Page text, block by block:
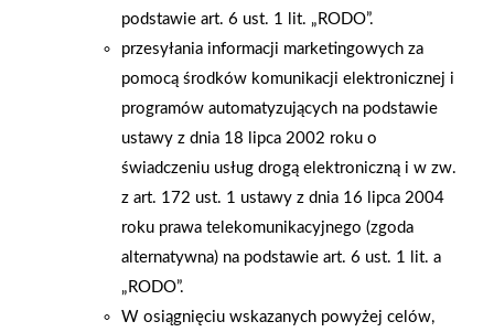
policją i maskotką mrówki. W nagrodę wszyscy otrzymali
słodycze i opaski odblaskowe. W akcji uczestniczyła grupa
prawie 100 dzieciaków.
AKTUALNOŚCI
podstawie art. 6 ust. 1 lit. „RODO”.
przesyłania informacji marketingowych za
pomocą środków komunikacji elektronicznej i
programów automatyzujących na podstawie
ustawy z dnia 18 lipca 2002 roku o
świadczeniu usług drogą elektroniczną i w zw.
z art. 172 ust. 1 ustawy z dnia 16 lipca 2004
roku prawa telekomunikacyjnego (zgoda
alternatywna) na podstawie art. 6 ust. 1 lit. a
„RODO”.
W osiągnięciu wskazanych powyżej celów,